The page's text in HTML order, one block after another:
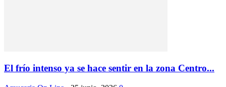
El frío intenso ya se hace sentir en la zona Centro...